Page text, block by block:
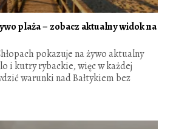
plaża – zobacz aktualny widok na
pokazuje na żywo aktualny
i kutry rybackie, więc w każdej
warunki nad Bałtykiem bez